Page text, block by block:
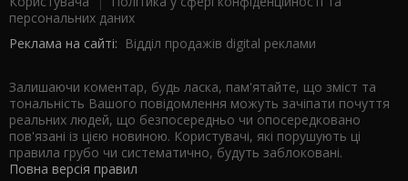
персональних даних
Реклама на сайті: Відділ продажів digital реклами
Залишаючи коментар, будь ласка, пам'ятайте, що зміст та
тональність Вашого повідомлення можуть зачіпати почуття
реальних людей, що безпосередньо чи опосередковано
пов'язані із цією новиною. Користувачі, які порушують ці
правила грубо чи систематично, будуть заблоковані.
Повна версія правил